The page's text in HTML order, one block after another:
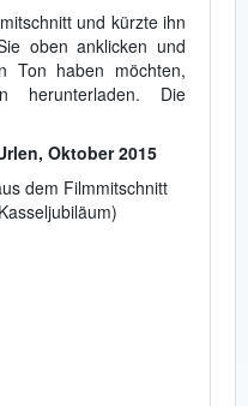
und kürzte ihn
oben anklicken und
Ton haben möchten,
herunterladen. Die
Oktober 2015
dem Filmmitschnitt